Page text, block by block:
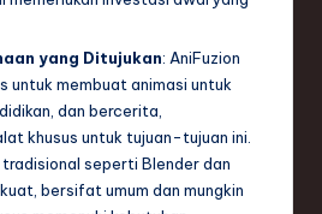
yang Ditujukan: AniFuzion
untuk membuat animasi untuk
dan bercerita,
khusus untuk tujuan-tujuan ini.
seperti Blender dan
bersifat umum dan mungkin